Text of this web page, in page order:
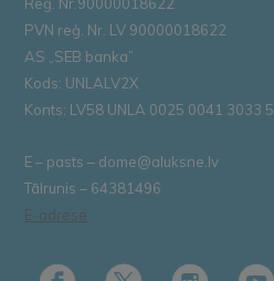
Reģ. Nr.90000018622
PVN reģ. Nr. LV 90000018622
AS „SEB banka”
Kods: UNLALV2X
Konts: LV58 UNLA 0025 0041 3033 5
E – pasts – dome@aluksne.lv
Tālrunis – 64381496
E-adrese